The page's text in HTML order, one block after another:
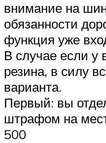
внимание на
обязанности
функция уже
В случае если у
резина, в силу
варианта.
Первый: вы
штрафом на
500